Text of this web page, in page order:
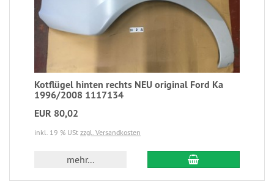
Kotflügel hinten rechts NEU original Ford Ka
1996/2008 1117134
EUR 80,02
inkl. 19 % USt zzgl. Versandkosten
mehr...